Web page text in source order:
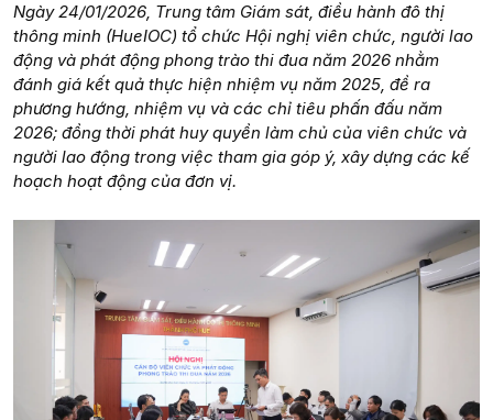
Ngày 24/01/2026, Trung tâm Giám sát, điều hành đô thị
thông minh (HueIOC) tổ chức Hội nghị viên chức, người lao
động và phát động phong trào thi đua năm 2026 nhằm
đánh giá kết quả thực hiện nhiệm vụ năm 2025, đề ra
phương hướng, nhiệm vụ và các chỉ tiêu phấn đấu năm
2026; đồng thời phát huy quyền làm chủ của viên chức và
người lao động trong việc tham gia góp ý, xây dựng các kế
hoạch hoạt động của đơn vị.